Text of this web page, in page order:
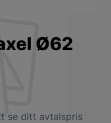
Ø62
se ditt avtalspris